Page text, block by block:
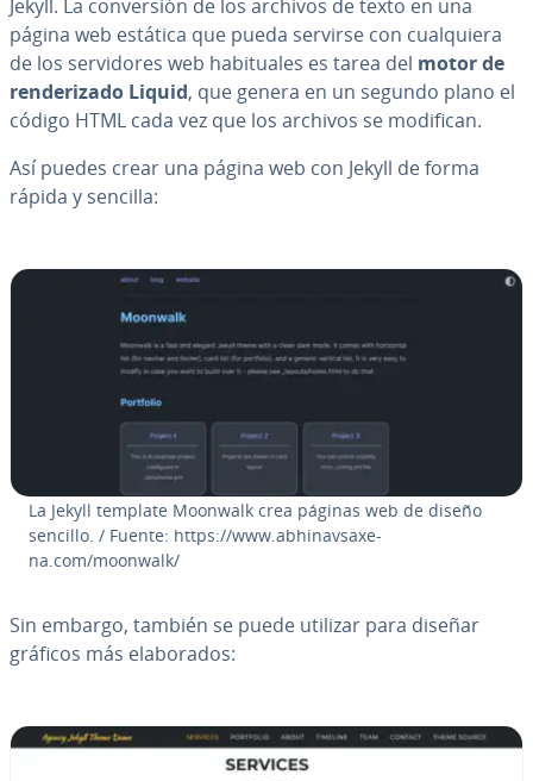
Jekyll. La co­n­ve­r­sión de los archivos de texto en una
página web estática que pueda servirse con cua­l­quie­ra
de los se­r­vi­do­res web ha­bi­tua­les es tarea del motor de
re­n­de­ri­za­do Liquid, que genera en un segundo plano el
código HTML cada vez que los archivos se modifican.
Así puedes crear una página web con Jekyll de forma
rápida y sencilla:
La Jekyll template Moonwalk crea páginas web de diseño
sencillo. / Fuente: https://www.abhi­na­v­sa­xe­
na.com/moonwalk/
Sin embargo, también se puede utilizar para diseñar
gráficos más ela­bo­ra­dos: